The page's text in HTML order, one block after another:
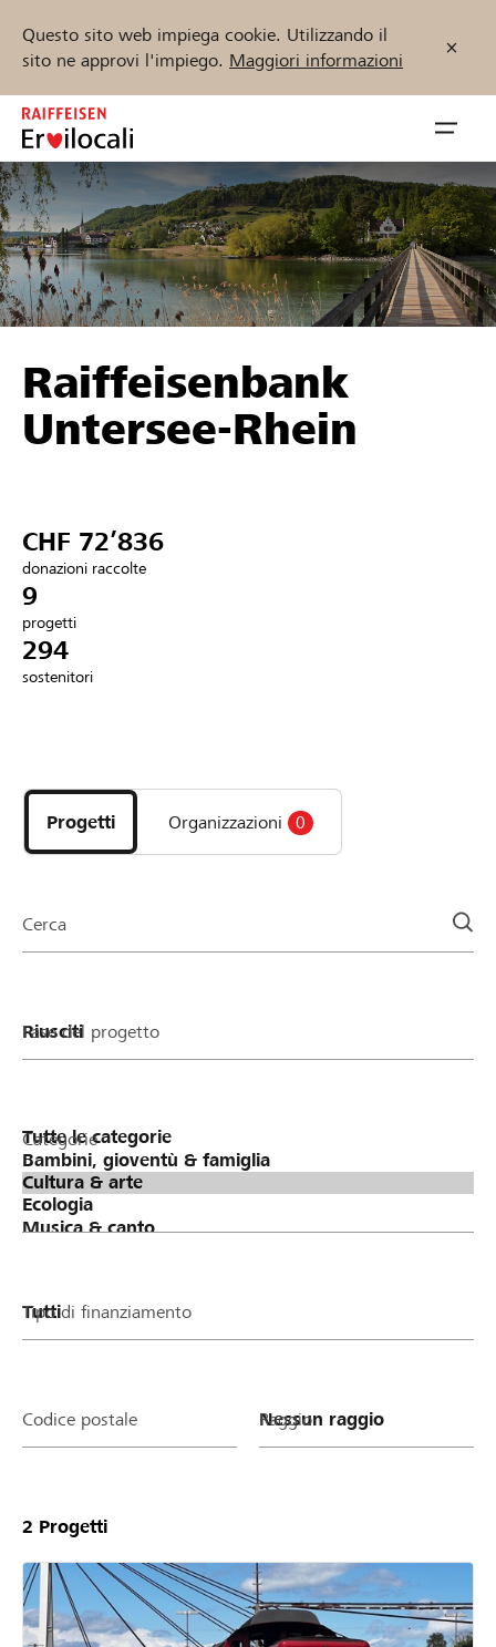
Questo sito web impiega cookie. Utilizzando il
sito ne approvi l'impiego. Maggiori informazioni
Zum
Inhalt
springen
öffnen
Sostenere
Aiuto & supporto
Collegarsi
Trova progetti e organizzazioni
Inizia ora
DE FR IT
Raiffeisenbank
Untersee-Rhein
CHF 72’836
donazioni raccolte
9
progetti
294
sostenitori
i
progetti
e
della
Progetti Organizzazioni 0
Cerca
Fase del progetto
Categorie
Tipo di finanziamento
Codice postale Raggio
2 Progetti